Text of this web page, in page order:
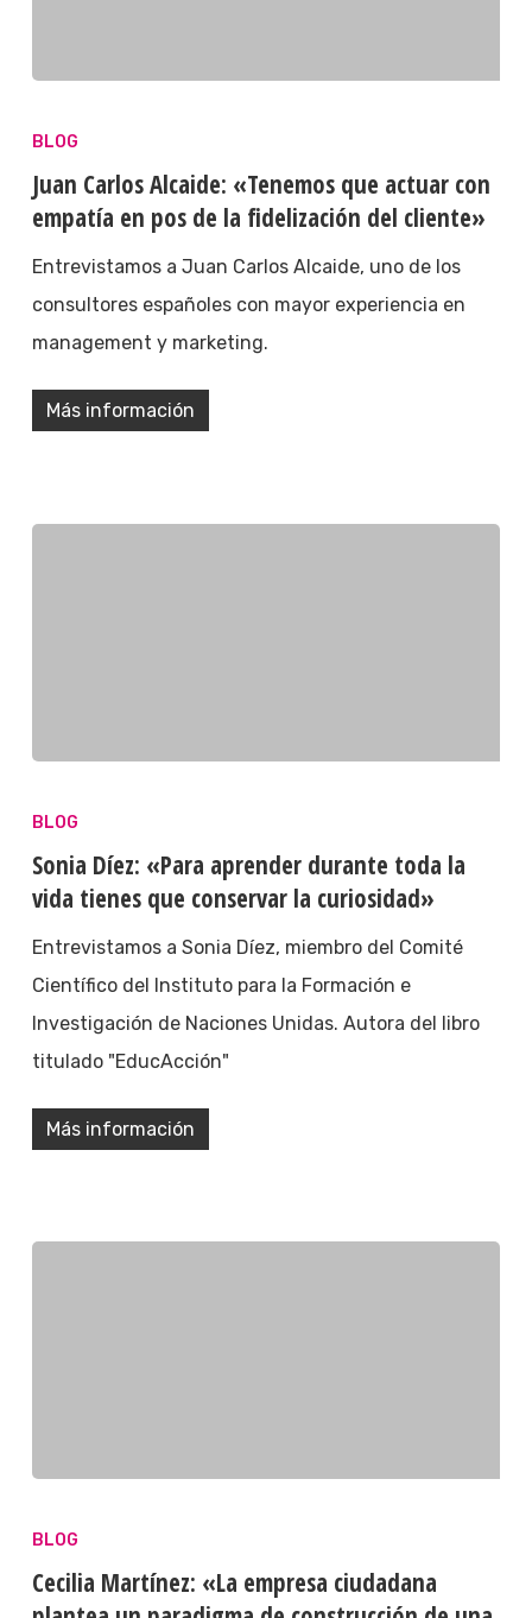
BLOG
Juan Carlos Alcaide: «Tenemos que actuar con
empatía en pos de la fidelización del cliente»
Entrevistamos a Juan Carlos Alcaide, uno de los
consultores españoles con mayor experiencia en
management y marketing.
Más información
BLOG
Sonia Díez: «Para aprender durante toda la
vida tienes que conservar la curiosidad»
Entrevistamos a Sonia Díez, miembro del Comité
Científico del Instituto para la Formación e
Investigación de Naciones Unidas. Autora del libro
titulado "EducAcción"
Más información
BLOG
Cecilia Martínez: «La empresa ciudadana